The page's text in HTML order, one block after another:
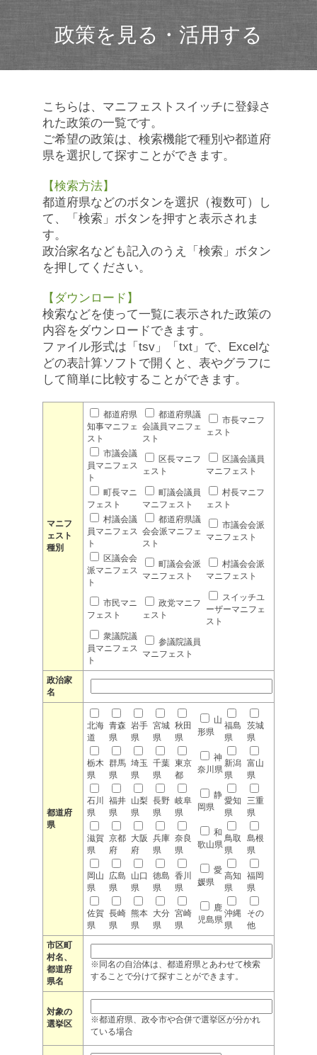
政策を見る・活用する
こちらは、マニフェストスイッチに登録さ
れた政策の一覧です。
ご希望の政策は、検索機能で種別や都道府
県を選択して探すことができます。
【検索方法】
都道府県などのボタンを選択（複数可）し
て、「検索」ボタンを押すと表示されま
す。
政治家名なども記入のうえ「検索」ボタン
を押してください。
【ダウンロード】
検索などを使って一覧に表示された政策の
内容をダウンロードできます。
ファイル形式は「tsv」「txt」で、Excelな
どの表計算ソフトで開くと、表やグラフに
して簡単に比較することができます。
マニフ
ェスト
種別
都道府県
知事マニフェ
スト
都道府県議
会議員マニフェ
スト
市長マニフ
ェスト
市議会議
員マニフェス
ト
区長マニフ
ェスト
区議会議員
マニフェスト
町長マニ
フェスト
町議会議員
マニフェスト
村長マニフ
ェスト
村議会議
員マニフェス
ト
都道府県議
会会派マニフェ
スト
市議会会派
マニフェスト
区議会会
派マニフェス
ト
町議会会派
マニフェスト
村議会会派
マニフェスト
市民マニ
フェスト
政党マニフ
ェスト
スイッチユ
ーザーマニフェ
スト
衆議院議
員マニフェス
ト
参議院議員
マニフェスト
政治家
名
都道府
県
北海
道
青森
県
岩手
県
宮城
県
秋田
県
山
形県
福島
県
茨城
県
栃木
県
群馬
県
埼玉
県
千葉
県
東京
都
神
奈川県
新潟
県
富山
県
石川
県
福井
県
山梨
県
長野
県
岐阜
県
静
岡県
愛知
県
三重
県
滋賀
県
京都
府
大阪
府
兵庫
県
奈良
県
和
歌山県
鳥取
県
島根
県
岡山
県
広島
県
山口
県
徳島
県
香川
県
愛
媛県
高知
県
福岡
県
佐賀
県
長崎
県
熊本
県
大分
県
宮崎
県
鹿
児島県
沖縄
県
その
他
市区町
村名、
都道府
県名
※同名の自治体は、都道府県とあわせて検索
することで分けて探すことができます。
対象の
選挙区
※都道府県、政令市や合併で選挙区が分かれ
ている場合